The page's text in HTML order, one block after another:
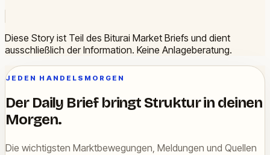
Diese Story ist Teil des Biturai Market Briefs und dient
ausschließlich der Information. Keine Anlageberatung.
JEDEN HANDELSMORGEN
Der Daily Brief bringt Struktur in deinen
Morgen.
Die wichtigsten Marktbewegungen, Meldungen und Quellen